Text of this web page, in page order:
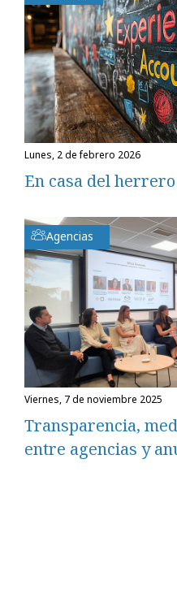
lunes, 2 de febrero 2026
En casa del
Agencias
viernes, 7 de noviembre 2025
Transparencia,
entre agencias y